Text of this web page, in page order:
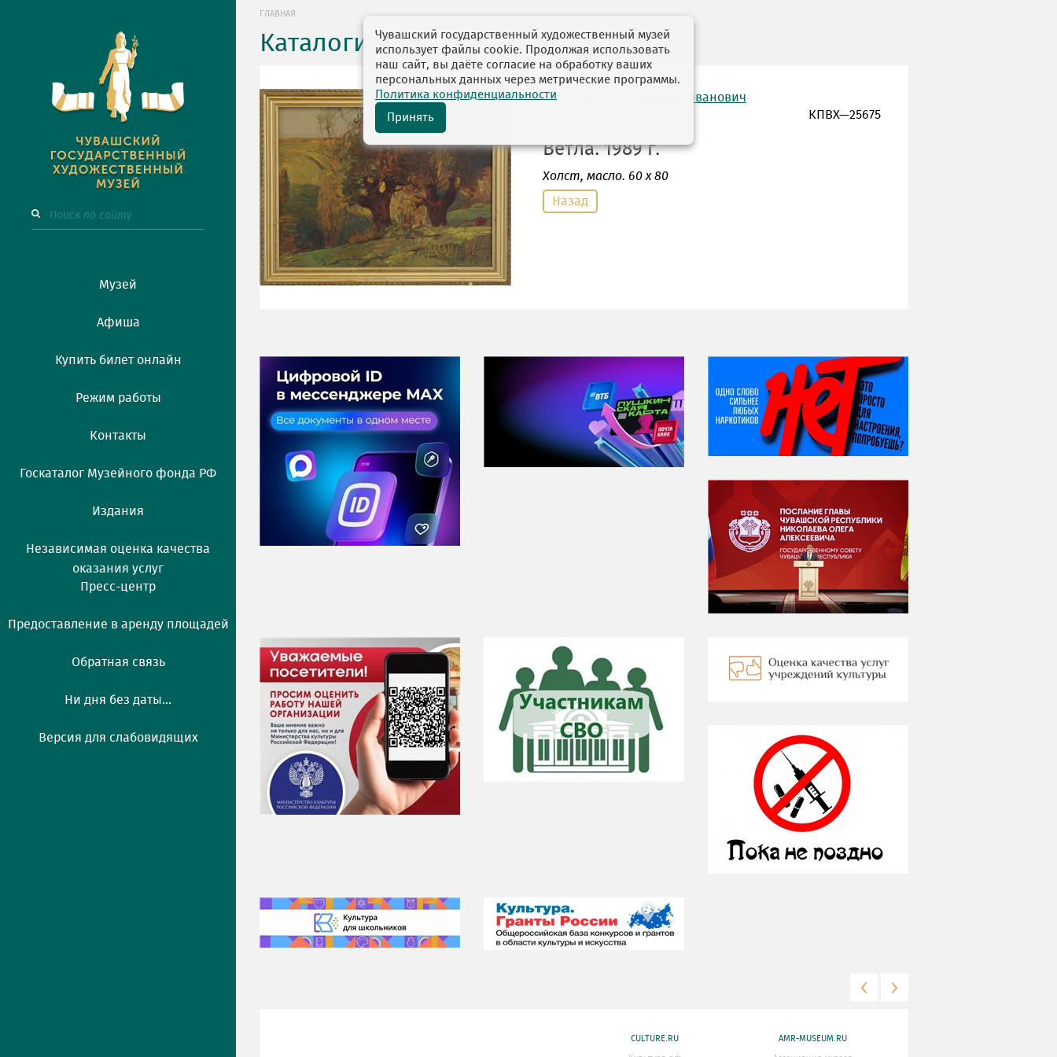
Музей
Афиша
Купить билет онлайн
Режим работы
Контакты
Госкаталог Музейного фонда РФ
Издания
Независимая оценка качества
оказания услуг
Пресс-центр
Предоставление в аренду площадей
Обратная связь
Ни дня без даты...
Версия для слабовидящих
ГЛАВНАЯ
Каталоги выставок
автор: Агеев Владимир Иванович
КПВХ—25675
Ветла. 1989 г.
Холст, масло. 60 х 80
Назад
НИ ДНЯ БЕЗ ДАТЫ...
06 августа
Яков Яковлевич
Вебер
CULTURE.RU AMR-MUSEUM.RU
Чувашский государственный художественный музей
использует файлы cookie. Продолжая использовать
наш сайт, вы даёте согласие на обработку ваших
персональных данных через метрические программы.
Политика конфиденциальности
Принять